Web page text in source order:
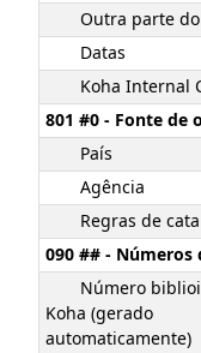
Outra parte
Datas
Koha Internal
801 #0 - Fonte de
País
Agência
Regras de
090 ## -
Número
Koha (gerado
automaticamente)